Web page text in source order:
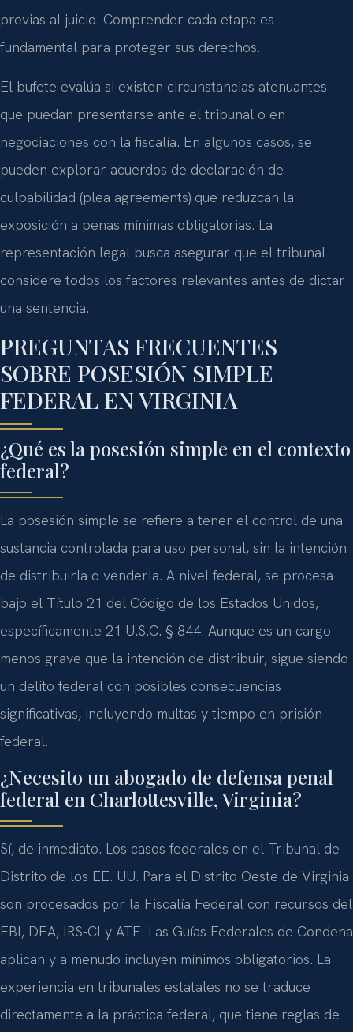
previas al juicio. Comprender cada etapa es
fundamental para proteger sus derechos.
El bufete evalúa si existen circunstancias atenuantes
que puedan presentarse ante el tribunal o en
negociaciones con la fiscalía. En algunos casos, se
pueden explorar acuerdos de declaración de
culpabilidad (plea agreements) que reduzcan la
exposición a penas mínimas obligatorias. La
representación legal busca asegurar que el tribunal
considere todos los factores relevantes antes de dictar
una sentencia.
PREGUNTAS FRECUENTES
SOBRE POSESIÓN SIMPLE
FEDERAL EN VIRGINIA
¿Qué es la posesión simple en el contexto
federal?
La posesión simple se refiere a tener el control de una
sustancia controlada para uso personal, sin la intención
de distribuirla o venderla. A nivel federal, se procesa
bajo el Título 21 del Código de los Estados Unidos,
específicamente 21 U.S.C. § 844. Aunque es un cargo
menos grave que la intención de distribuir, sigue siendo
un delito federal con posibles consecuencias
significativas, incluyendo multas y tiempo en prisión
federal.
¿Necesito un abogado de defensa penal
federal en Charlottesville, Virginia?
Sí, de inmediato. Los casos federales en el Tribunal de
Distrito de los EE. UU. Para el Distrito Oeste de Virginia
son procesados por la Fiscalía Federal con recursos del
FBI, DEA, IRS-CI y ATF. Las Guías Federales de Condena
aplican y a menudo incluyen mínimos obligatorios. La
experiencia en tribunales estatales no se traduce
directamente a la práctica federal, que tiene reglas de